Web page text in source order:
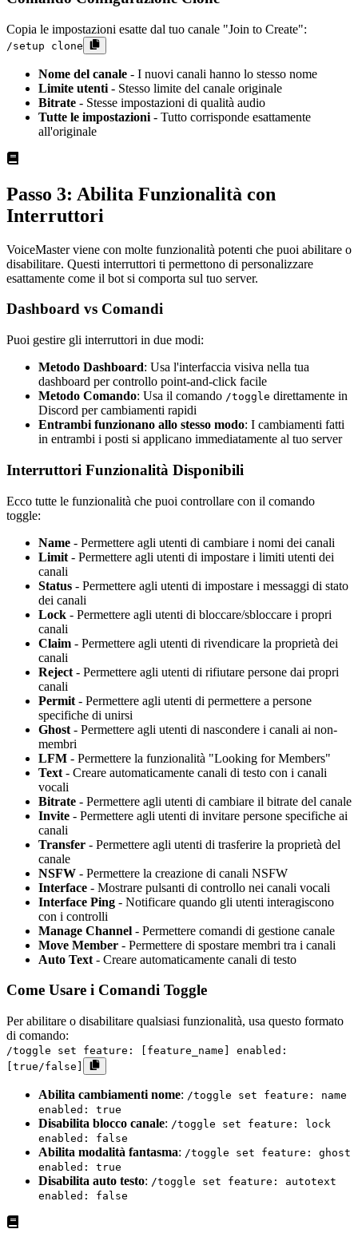
Copia le impostazioni esatte dal tuo canale "Join to Create":
/setup clone
Nome del canale - I nuovi canali hanno lo stesso nome
Limite utenti - Stesso limite del canale originale
Bitrate - Stesse impostazioni di qualità audio
Tutte le impostazioni - Tutto corrisponde esattamente
all'originale
Passo 3: Abilita Funzionalità con
Interruttori
VoiceMaster viene con molte funzionalità potenti che puoi abilitare o
disabilitare. Questi interruttori ti permettono di personalizzare
esattamente come il bot si comporta sul tuo server.
Dashboard vs Comandi
Puoi gestire gli interruttori in due modi:
Metodo Dashboard: Usa l'interfaccia visiva nella tua
dashboard per controllo point-and-click facile
Metodo Comando: Usa il comando /toggle direttamente in
Discord per cambiamenti rapidi
Entrambi funzionano allo stesso modo: I cambiamenti fatti
in entrambi i posti si applicano immediatamente al tuo server
Interruttori Funzionalità Disponibili
Ecco tutte le funzionalità che puoi controllare con il comando
toggle:
Name - Permettere agli utenti di cambiare i nomi dei canali
Limit - Permettere agli utenti di impostare i limiti utenti dei
canali
Status - Permettere agli utenti di impostare i messaggi di stato
dei canali
Lock - Permettere agli utenti di bloccare/sbloccare i propri
canali
Claim - Permettere agli utenti di rivendicare la proprietà dei
canali
Reject - Permettere agli utenti di rifiutare persone dai propri
canali
Permit - Permettere agli utenti di permettere a persone
specifiche di unirsi
Ghost - Permettere agli utenti di nascondere i canali ai non-
membri
LFM - Permettere la funzionalità "Looking for Members"
Text - Creare automaticamente canali di testo con i canali
vocali
Bitrate - Permettere agli utenti di cambiare il bitrate del canale
Invite - Permettere agli utenti di invitare persone specifiche ai
canali
Transfer - Permettere agli utenti di trasferire la proprietà del
canale
NSFW - Permettere la creazione di canali NSFW
Interface - Mostrare pulsanti di controllo nei canali vocali
Interface Ping - Notificare quando gli utenti interagiscono
con i controlli
Manage Channel - Permettere comandi di gestione canale
Move Member - Permettere di spostare membri tra i canali
Auto Text - Creare automaticamente canali di testo
Come Usare i Comandi Toggle
Per abilitare o disabilitare qualsiasi funzionalità, usa questo formato
di comando:
/toggle set feature: [feature_name] enabled:
[true/false]
Abilita cambiamenti nome: /toggle set feature: name
enabled: true
Disabilita blocco canale: /toggle set feature: lock
enabled: false
Abilita modalità fantasma: /toggle set feature: ghost
enabled: true
Disabilita auto testo: /toggle set feature: autotext
enabled: false